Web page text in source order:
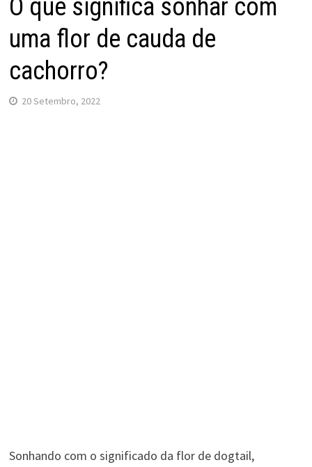
O que significa sonhar com
uma flor de cauda de
cachorro?
20 Setembro, 2022
Sonhando com o significado da flor de dogtail,